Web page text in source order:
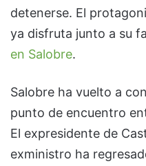
detenerse. El
ya disfruta junto a su
en Salobre.
Salobre ha vuelto a
punto de encuentro
El expresidente de
exministro ha